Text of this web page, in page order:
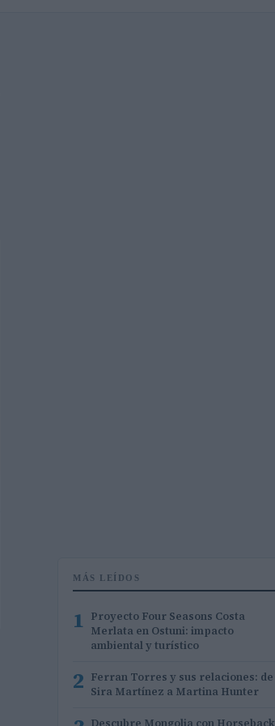
MÁS LEÍDOS
1 Proyecto Four Seasons Costa
Merlata en Ostuni: impacto
ambiental y turístico
2 Ferran Torres y sus relaciones: de
Sira Martínez a Martina Hunter
Descubre Mongolia con Horseback